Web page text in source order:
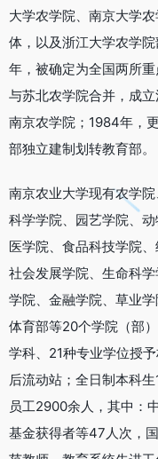
大学农学院、南京大学
体，以及浙江大学农学
年，被确定为全国两所
与苏北农学院合并，成
南京农学院；1984年，
部独立建制划转教育部。
南京农业大学现有农学
科学学院、园艺学院、
医学院、食品科技学院
社会发展学院、生命科
学院、金融学院、草业
体育部等20个学院（部
学科、21种专业学位授
后流动站；全日制本科
员工2900余人，其中：
基金获得者等47人次，